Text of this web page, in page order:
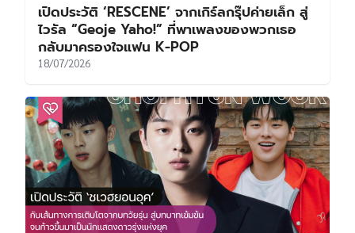
เปิดประวัติ ‘RESCENE’ จากเกิร์ลกรุ๊ปค่ายเล็ก สู่
ไวรัล “Geoje Yaho!” ที่พาเพลงของพวกเธอ
กลับมาครองใจแฟน K-POP
18/07/2026